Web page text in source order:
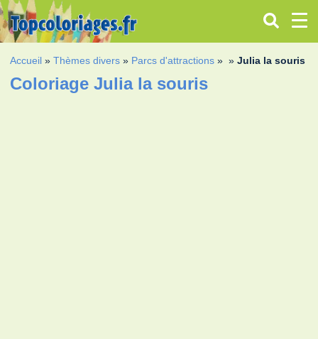
Accueil »Thèmes divers » Parcs d'attractions » »Julia la souris
Coloriage Julia la souris